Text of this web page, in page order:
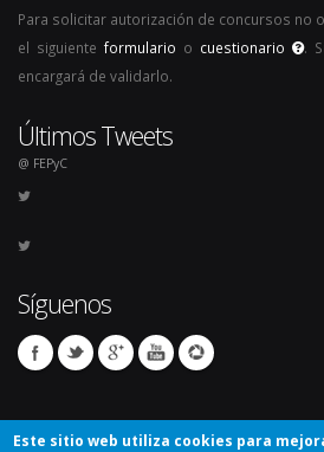
Para solicitar autorización de concursos no
el siguiente formulario o cuestionario .
encargará de validarlo.
Últimos Tweets
@ FEPyC
Síguenos
Este sitio web utiliza cookies para